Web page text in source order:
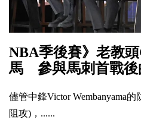
NBA季後賽》老教
馬 參與馬刺首戰後
儘管中鋒Victor Wembanyama
阻攻)，......